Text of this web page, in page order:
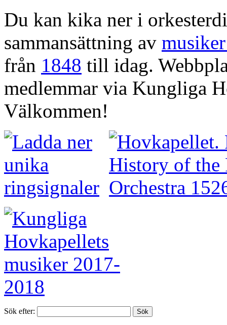
Du kan kika ner i
sammansättning av
från 1848 till idag.
medlemmar via Kungliga
Välkommen!
Sök efter: